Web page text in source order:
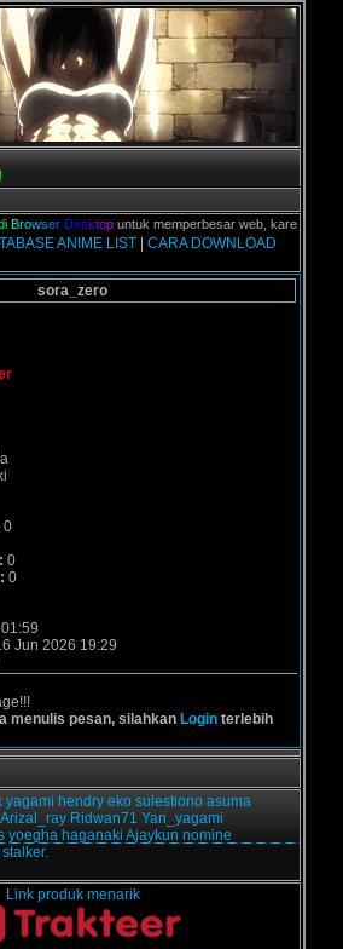
B rowser D esktopuntuk memperbesar web, karena
ANIME LIST| CARA DOWNLOAD
sora_zero
0
0
0
Jun 2026 19:29
menulis pesan, silahkan Login terlebih
yagami hendry eko sulestiono asuma
Arizal_ray Ridwan71 Yan_yagami
yoegha haganaki Ajaykun nomine
Link produk menarik